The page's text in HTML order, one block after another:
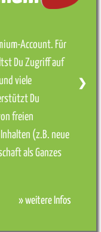
Account. Für
Du Zugriff auf
viele
Du
freien
(z.B. neue
als Ganzes
» weitere Infos
❯